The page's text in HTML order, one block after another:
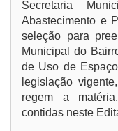
Secretaria
Abastecimento e
seleção para
Municipal do
de Uso de
legislação
regem a
contidas neste